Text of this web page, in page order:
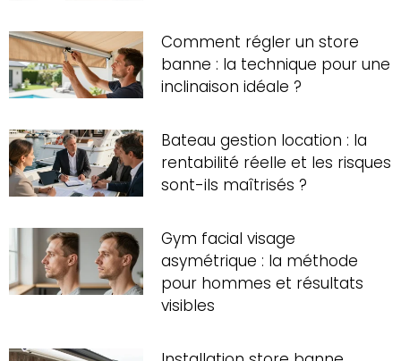
Comment régler un store
banne : la technique pour une
inclinaison idéale ?
Bateau gestion location : la
rentabilité réelle et les risques
sont-ils maîtrisés ?
Gym facial visage
asymétrique : la méthode
pour hommes et résultats
visibles